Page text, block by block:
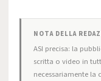
NOTA DELLA
ASI precisa: la
scritta o video in
necessariamente la